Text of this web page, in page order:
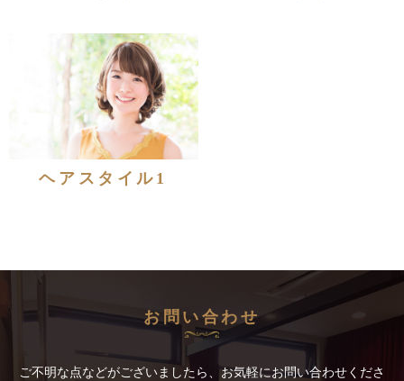
ヘアスタイル1
お問い合わせ
ご不明な点などがございましたら、お気軽にお問い合わせくださ